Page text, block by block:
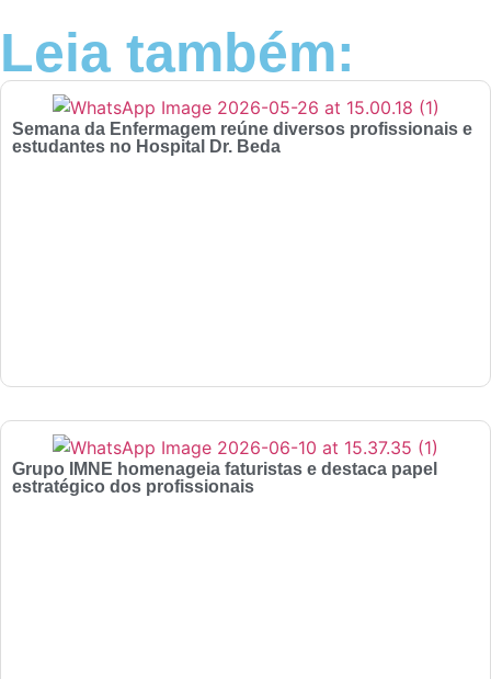
Leia também:
Semana da Enfermagem reúne diversos profissionais e
estudantes no Hospital Dr. Beda
Grupo IMNE homenageia faturistas e destaca papel
estratégico dos profissionais